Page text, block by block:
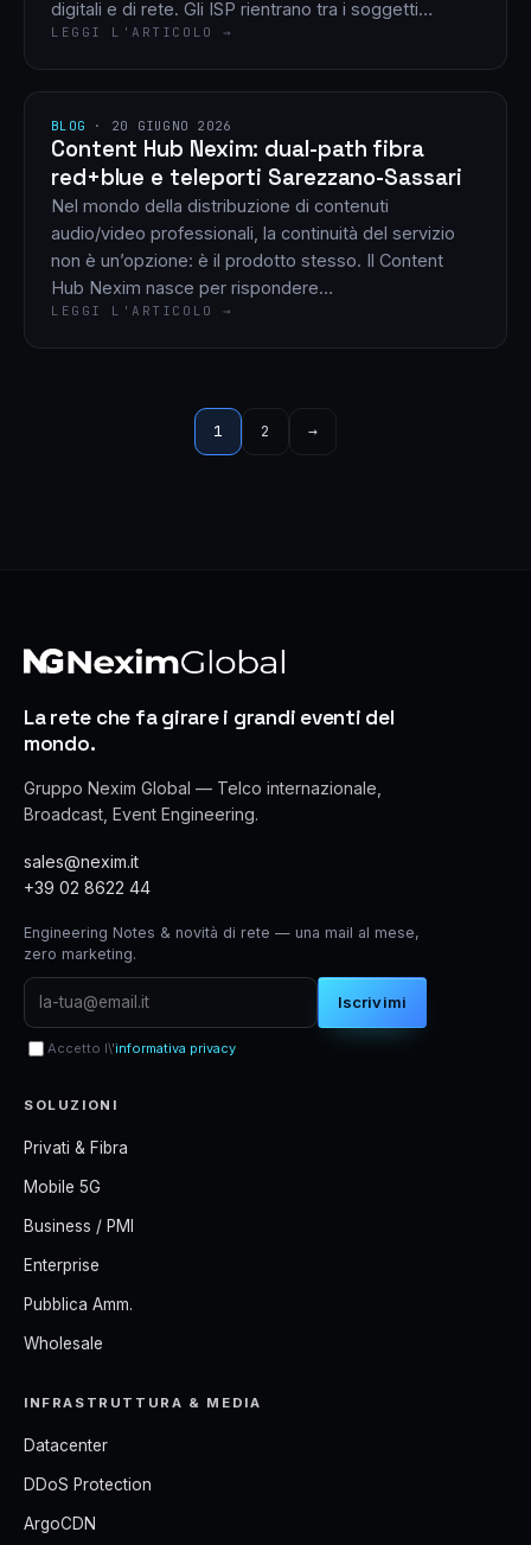
digitali e di rete. Gli ISP rientrano tra i soggetti…
LEGGI L'ARTICOLO →
BLOG · 20 GIUGNO 2026
Content Hub Nexim: dual-path fibra
red+blue e teleporti Sarezzano-Sassari
Nel mondo della distribuzione di contenuti
audio/video professionali, la continuità del servizio
non è un’opzione: è il prodotto stesso. Il Content
Hub Nexim nasce per rispondere…
LEGGI L'ARTICOLO →
Paginazione 1 2 →
La rete che fa girare i grandi eventi del
mondo.
Gruppo Nexim Global — Telco internazionale,
Broadcast, Event Engineering.
sales@nexim.it
+39 02 8622 44
Engineering Notes & novità di rete — una mail al mese,
zero marketing.
Iscrivimi
Accetto l\'informativa privacy
SOLUZIONI
Privati & Fibra
Mobile 5G
Business / PMI
Enterprise
Pubblica Amm.
Wholesale
INFRASTRUTTURA & MEDIA
Datacenter
DDoS Protection
ArgoCDN